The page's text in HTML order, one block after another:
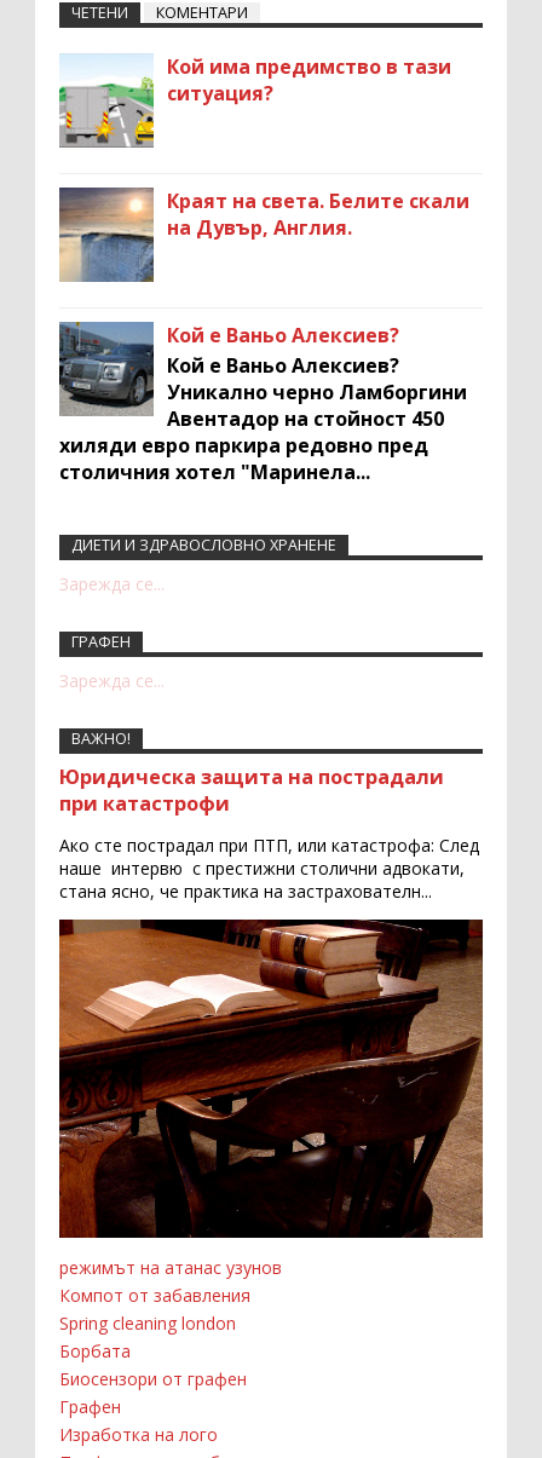
ЧЕТЕНИ КОМЕНТАРИ
Кой има предимство в тази
ситуация?
Краят на света. Белите скали
на Дувър, Англия.
Кой е Ваньо Алексиев?
Кой е Ваньо Алексиев?
Уникално черно Ламборгини
Авентадор на стойност 450
хиляди евро паркира редовно пред
столичния хотел "Маринела...
Recent Comments Widget
ДИЕТИ И ЗДРАВОСЛОВНО ХРАНЕНЕ
Зарежда се...
ГРАФЕН
Зарежда се...
ВАЖНО!
Юридическа защита на пострадали
при катастрофи
Ако сте пострадал при ПТП, или катастрофа: След
наше интервю с престижни столични адвокати,
стана ясно, че практика на застрахователн...
режимът на атанас узунов
Компот от забавления
Spring cleaning london
Борбата
Биосензори от графен
Графен
Изработка на лого